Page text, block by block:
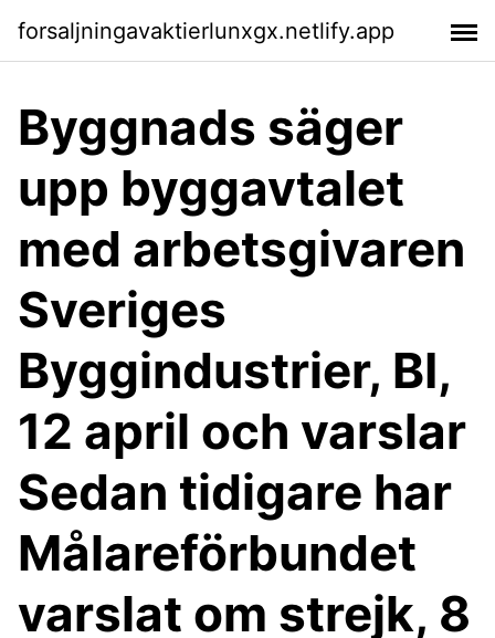
forsaljningavaktierlunxgx.netlify.app
Byggnads säger
upp byggavtalet
med arbetsgivaren
Sveriges
Byggindustrier, BI,
12 april och varslar
Sedan tidigare har
Målareförbundet
varslat om strejk, 8